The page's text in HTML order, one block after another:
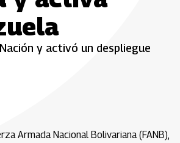
y activó un despliegue
Armada Nacional Bolivariana (FANB),